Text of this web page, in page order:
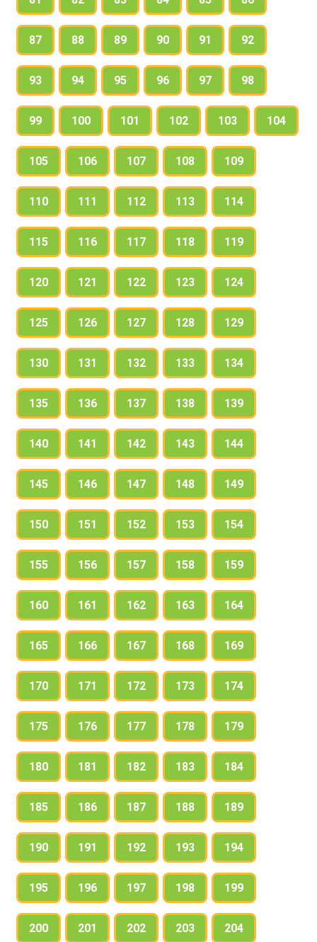
87 88 89 90 91 92
93 94 95 96 97 98
99 100 101 102 103 104
105 106 107 108 109
110 111 112 113 114
115 116 117 118 119
120 121 122 123 124
125 126 127 128 129
130 131 132 133 134
135 136 137 138 139
140 141 142 143 144
145 146 147 148 149
150 151 152 153 154
155 156 157 158 159
160 161 162 163 164
165 166 167 168 169
170 171 172 173 174
175 176 177 178 179
180 181 182 183 184
185 186 187 188 189
190 191 192 193 194
195 196 197 198 199
200 201 202 203 204